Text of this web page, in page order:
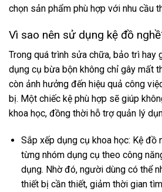
chọn sản phẩm phù hợp với nhu cầu
Vì sao nên sử dụng kệ đồ
Trong quá trình sửa chữa, bảo trì hay
dụng cụ bừa bộn không chỉ gây mất
còn ảnh hưởng đến hiệu quả công
bị. Một chiếc kệ phù hợp sẽ giúp
khoa học, đồng thời hỗ trợ quản lý
Sắp xếp dụng cụ khoa học: Kệ đồ
từng nhóm dụng cụ theo công
dụng. Nhờ đó, người dùng có thể
thiết bị cần thiết, giảm thời gian